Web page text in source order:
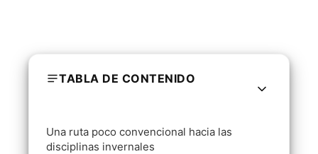
TABLA DE CONTENIDO
Una ruta poco convencional hacia las
disciplinas invernales